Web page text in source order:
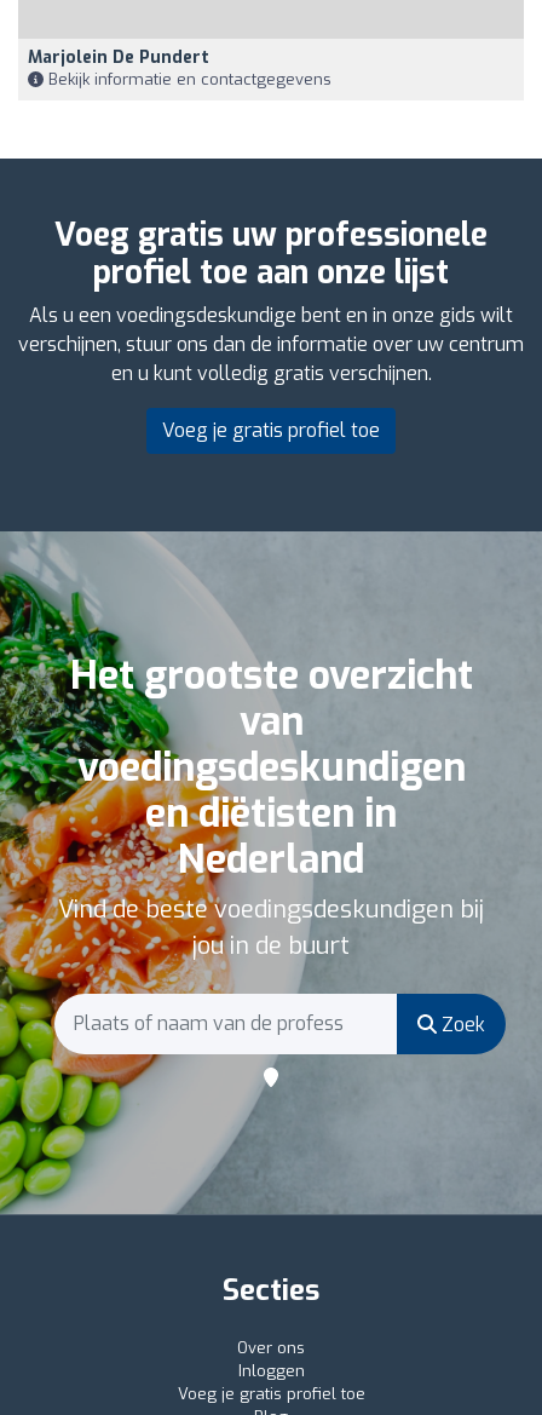
Marjolein De Pundert
Bekijk informatie en contactgegevens
Voeg gratis uw professionele
profiel toe aan onze lijst
Als u een voedingsdeskundige bent en in onze gids wilt
verschijnen, stuur ons dan de informatie over uw centrum
en u kunt volledig gratis verschijnen.
Voeg je gratis profiel toe
Het grootste overzicht
van
voedingsdeskundigen
en diëtisten in
Nederland
Vind de beste voedingsdeskundigen bij
jou in de buurt
Zoek
Secties
Over ons
Inloggen
Voeg je gratis profiel toe